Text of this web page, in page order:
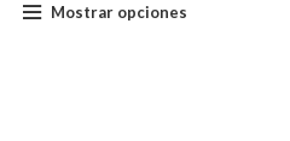
Mostrar opciones